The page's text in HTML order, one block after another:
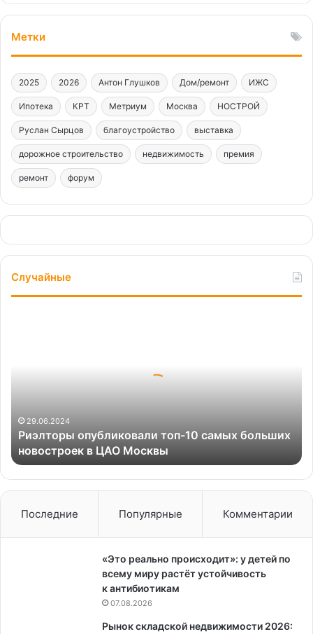
Метки
2025 2026 Антон Глушков Дом/ремонт ИЖС
Ипотека КРТ Метриум Москва НОСТРОЙ
Руслан Сырцов благоустройство выставка
дорожное строительство недвижимость премия
ремонт форум
Случайные
ЦАО
Москвы
29.06.2024
Риэлторы опубликовали топ-10 самых больших
новостроек в ЦАО Москвы
Последние Популярные Комментарии
«Это реально происходит»: у детей по
всему миру растёт устойчивость
к антибиотикам
07.08.2026
Рынок складской недвижимости 2026: